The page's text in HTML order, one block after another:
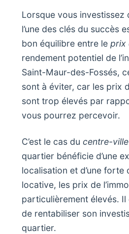
Lorsque vous investissez
l’une des clés du succès
bon équilibre entre le prix
rendement potentiel de
Saint-Maur-des-Fossés,
sont à éviter, car les prix
sont trop élevés par
vous pourrez percevoir.
C’est le cas du centre-ville
quartier bénéficie d’une
localisation et d’une forte
locative, les prix de
particulièrement élevés.
de rentabiliser son
quartier.